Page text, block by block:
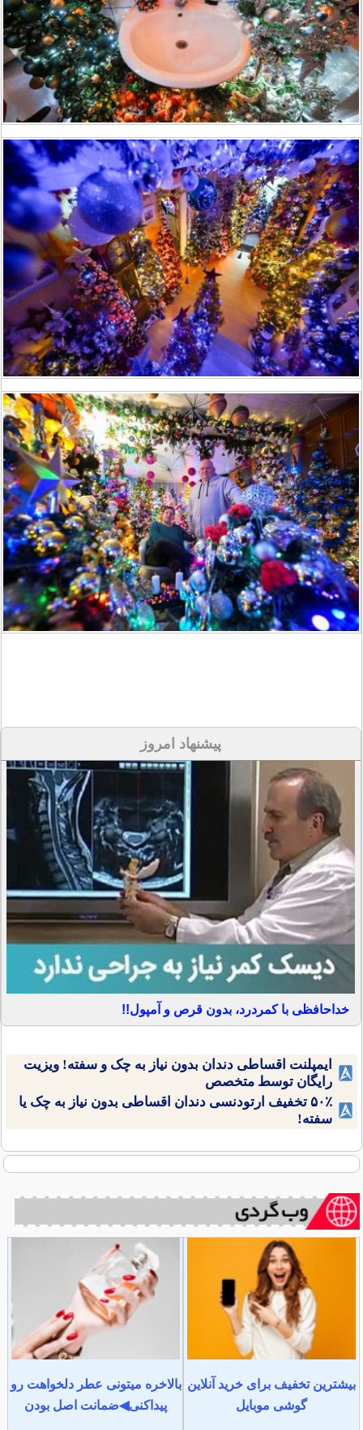
پیشنهاد امروز
خداحافظی با کمردرد، بدون قرص و آمپول!!
ایمپلنت اقساطی دندان بدون نیاز به چک و سفته! ویزیت
رایگان توسط متخصص
۵۰٪ تخفیف ارتودنسی دندان اقساطی بدون نیاز به چک یا
سفته!
بیشترین تخفیف برای خرید آنلاین
گوشی موبایل
بالاخره میتونی عطر دلخواهت رو
پیداکنی◀ضمانت اصل بودن